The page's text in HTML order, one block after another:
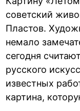
советский
Пластов.
немало
сегодня
русского
известных
картина,